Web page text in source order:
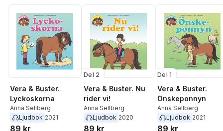
Vera & Buster.
Lyckoskorna
Anna Sellberg
Ljudbok 2021
89 kr
Del 2
Vera & Buster. Nu
rider vi!
Anna Sellberg
Ljudbok 2020
89 kr
Del 1
Vera & Buster.
Önskeponnyn
Anna Sellberg
Ljudbok 2021
89 kr